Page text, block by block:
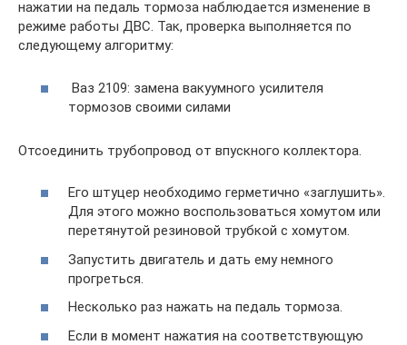
нажатии на педаль тормоза наблюдается изменение в
режиме работы ДВС. Так, проверка выполняется по
следующему алгоритму:
Ваз 2109: замена вакуумного усилителя
тормозов своими силами
Отсоединить трубопровод от впускного коллектора.
Его штуцер необходимо герметично «заглушить».
Для этого можно воспользоваться хомутом или
перетянутой резиновой трубкой с хомутом.
Запустить двигатель и дать ему немного
прогреться.
Несколько раз нажать на педаль тормоза.
Если в момент нажатия на соответствующую